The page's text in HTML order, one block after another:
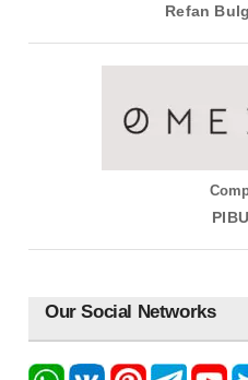
Refan
Our Social Networks